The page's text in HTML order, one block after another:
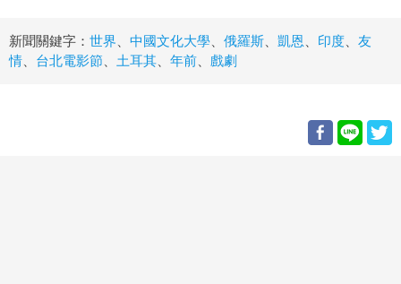
新聞關鍵字： 世界 中國文化大學 俄羅斯 凱恩 印度
友
情
台北電影節 土耳其 年前 戲劇